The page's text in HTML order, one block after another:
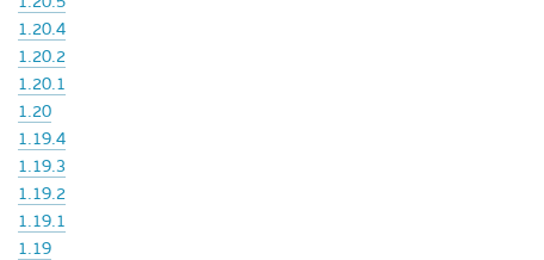
1.20.4
1.20.2
1.20.1
1.20
1.19.4
1.19.3
1.19.2
1.19.1
1.19